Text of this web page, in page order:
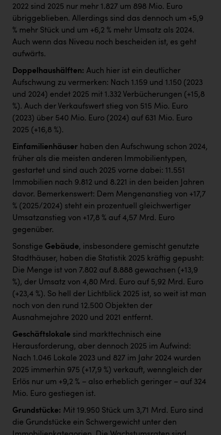
2022 sind 2025 nur mehr 1.827 um 898 Mio. Euro
übriggeblieben. Allerdings sind das dennoch um +5,9
% mehr Stück und um +6,2 % mehr Umsatz als 2024.
Auch wenn das Niveau noch bescheiden ist, es geht
aufwärts.
Doppelhaushälften: Auch hier ist ein deutlicher
Aufschwung zu vermerken: Nach 1.159 und 1.150 (2023
und 2024) endet 2025 mit 1.332 Verbücherungen (+15,8
%). Auch der Verkaufswert stieg von 515 Mio. Euro
(2023) über 540 Mio. Euro (2024) auf 631 Mio. Euro
2025 (+16,8 %).
Einfamilienhäuser haben den Aufschwung schon 2024,
früher als die meisten anderen Immobilientypen,
gestartet und sind auch 2025 vorne dabei: 11.551
Immobilien nach 9.812 und 8.221 in den beiden Jahren
davor. Bemerkenswert: Dem Mengenanstieg von +17,7
% (2025/2024) steht ein prozentuell gleichwertiger
Umsatzanstieg von +17,8 % auf 4,57 Mrd. Euro
gegenüber.
Sonstige Gebäude, insbesondere gemischt genutzte
Stadthäuser, haben die Statistik 2025 kräftig gepusht:
Die Menge ist von 7.802 auf 8.888 gewachsen (+13,9
%), der Umsatz von 4,80 Mrd. Euro auf 5,92 Mrd. Euro
(+23,4 %). So hell der Lichtblick 2025 ist, so weit ist man
noch von den rund 12.500 Objekten der
Ausnahmejahre 2020 und 2021 entfernt.
Geschäftslokale sind markttechnisch eine
Herausforderung, aber dennoch 2025 im Aufwind:
Nach 1.046 Lokale 2023 und 827 im Jahr 2024 wurden
2025 immerhin 975 (+17,9 %) verkauft, wenngleich der
Erlös nur um +9,2 % – also erheblich geringer – auf 324
Mio. Euro gestiegen ist.
Grundstücke: Mit 19.950 Stück um 3,71 Mrd. Euro sind
die Grundstücke ein Schwergewicht unter den